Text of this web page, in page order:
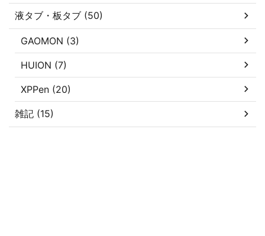
液タブ・板タブ (50)
GAOMON (3)
HUION (7)
XPPen (20)
雑記 (15)